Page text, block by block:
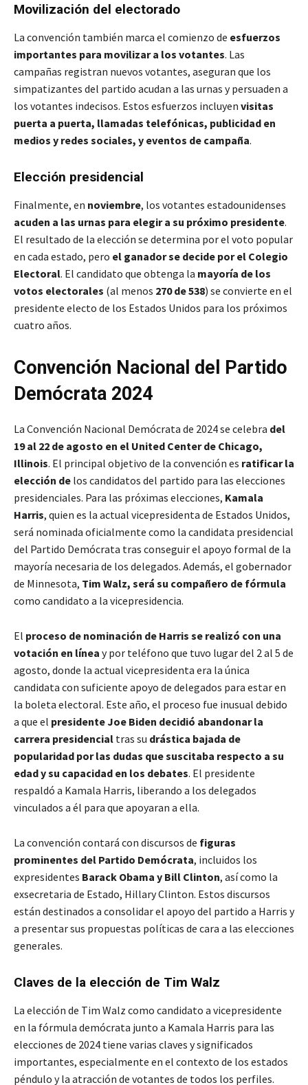
Movilización del electorado
La convención también marca el comienzo de esfuerzos
importantes para movilizar a los votantes. Las
campañas registran nuevos votantes, aseguran que los
simpatizantes del partido acudan a las urnas y persuaden a
los votantes indecisos. Estos esfuerzos incluyen visitas
puerta a puerta, llamadas telefónicas, publicidad en
medios y redes sociales, y eventos de campaña.
Elección presidencial
Finalmente, en noviembre, los votantes estadounidenses
acuden a las urnas para elegir a su próximo presidente.
El resultado de la elección se determina por el voto popular
en cada estado, pero el ganador se decide por el Colegio
Electoral. El candidato que obtenga la mayoría de los
votos electorales (al menos 270 de 538) se convierte en el
presidente electo de los Estados Unidos para los próximos
cuatro años.
Convención Nacional del Partido
Demócrata 2024
La Convención Nacional Demócrata de 2024 se celebra del
19 al 22 de agosto en el United Center de Chicago,
Illinois. El principal objetivo de la convención es ratificar la
elección de los candidatos del partido para las elecciones
presidenciales. Para las próximas elecciones, Kamala
Harris, quien es la actual vicepresidenta de Estados Unidos,
será nominada oficialmente como la candidata presidencial
del Partido Demócrata tras conseguir el apoyo formal de la
mayoría necesaria de los delegados. Además, el gobernador
de Minnesota, Tim Walz, será su compañero de fórmula
como candidato a la vicepresidencia.
El proceso de nominación de Harris se realizó con una
votación en línea y por teléfono que tuvo lugar del 2 al 5 de
agosto, donde la actual vicepresidenta era la única
candidata con suficiente apoyo de delegados para estar en
la boleta electoral. Este año, el proceso fue inusual debido
a que el presidente Joe Biden decidió abandonar la
carrera presidencial tras su drástica bajada de
popularidad por las dudas que suscitaba respecto a su
edad y su capacidad en los debates. El presidente
respaldó a Kamala Harris, liberando a los delegados
vinculados a él para que apoyaran a ella.
La convención contará con discursos de figuras
prominentes del Partido Demócrata, incluidos los
expresidentes Barack Obama y Bill Clinton, así como la
exsecretaria de Estado, Hillary Clinton. Estos discursos
están destinados a consolidar el apoyo del partido a Harris y
a presentar sus propuestas políticas de cara a las elecciones
generales.
Claves de la elección de Tim Walz
La elección de Tim Walz como candidato a vicepresidente
en la fórmula demócrata junto a Kamala Harris para las
elecciones de 2024 tiene varias claves y significados
importantes, especialmente en el contexto de los estados
péndulo y la atracción de votantes de todos los perfiles.